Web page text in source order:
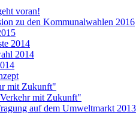
voran!
zu den Kommunalwahlen 2016
2014
2014
mit Zukunft"
mit Zukunft"
auf dem Umweltmarkt 2013